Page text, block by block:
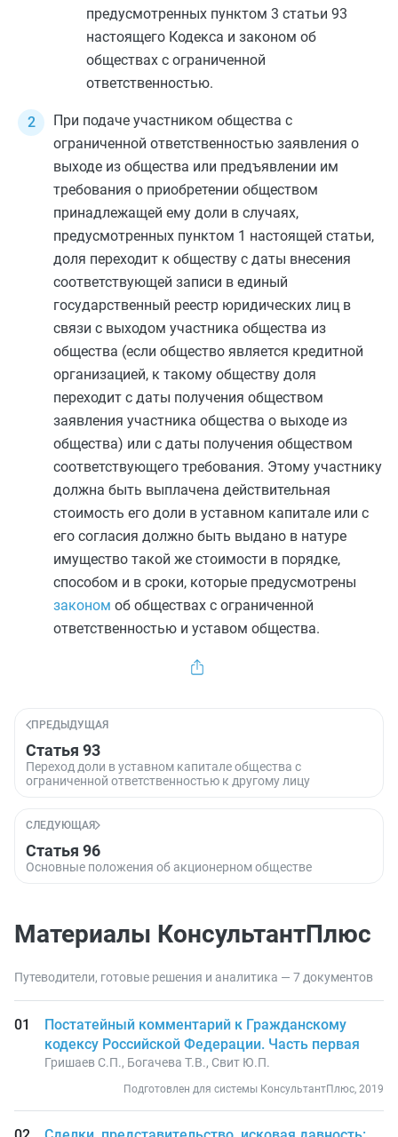
предусмотренных пунктом 3 статьи 93
настоящего Кодекса и законом об
обществах с ограниченной
ответственностью.
При подаче участником общества с
ограниченной ответственностью заявления о
выходе из общества или предъявлении им
требования о приобретении обществом
принадлежащей ему доли в случаях,
предусмотренных пунктом 1 настоящей статьи,
доля переходит к обществу с даты внесения
соответствующей записи в единый
государственный реестр юридических лиц в
связи с выходом участника общества из
общества (если общество является кредитной
организацией, к такому обществу доля
переходит с даты получения обществом
заявления участника общества о выходе из
общества) или с даты получения обществом
соответствующего требования. Этому участнику
должна быть выплачена действительная
стоимость его доли в уставном капитале или с
его согласия должно быть выдано в натуре
имущество такой же стоимости в порядке,
способом и в сроки, которые предусмотрены
законом об обществах с ограниченной
ответственностью и уставом общества.
ПРЕДЫДУЩАЯ
Статья 93
Переход доли в уставном капитале общества с
ограниченной ответственностью к другому лицу
СЛЕДУЮЩАЯ
Статья 96
Основные положения об акционерном обществе
Материалы КонсультантПлюс
Путеводители, готовые решения и аналитика — 7 документов
Постатейный комментарий к Гражданскому
кодексу Российской Федерации. Часть первая
Гришаев С.П., Богачева Т.В., Свит Ю.П.
Подготовлен для системы КонсультантПлюс, 2019